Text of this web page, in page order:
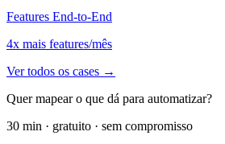
Features End-to-End
4x mais features/mês
Ver todos os cases →
Quer mapear o que dá para automatizar?
30 min · gratuito · sem compromisso